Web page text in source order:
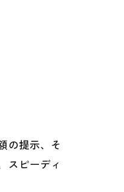
の提示、そ
スピーディ